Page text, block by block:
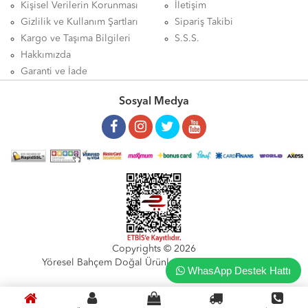
Kişisel Verilerin Korunması
Gizlilik ve Kullanım Şartları
Kargo ve Taşıma Bilgileri
Hakkımızda
Garanti ve İade
İletişim
Sipariş Takibi
S.S.S.
Sosyal Medya
Copyrights © 2026
Yöresel Bahçem Doğal Ürünler Gıda San.Tic.Ltd.Şti
WhasApp Destek Hattı